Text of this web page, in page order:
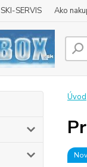
SKI-SERVIS Ako
Úvod